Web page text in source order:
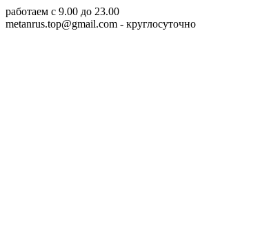
работаем c 9.00 до 23.00
metanrus.top@gmail.com - круглосуточно